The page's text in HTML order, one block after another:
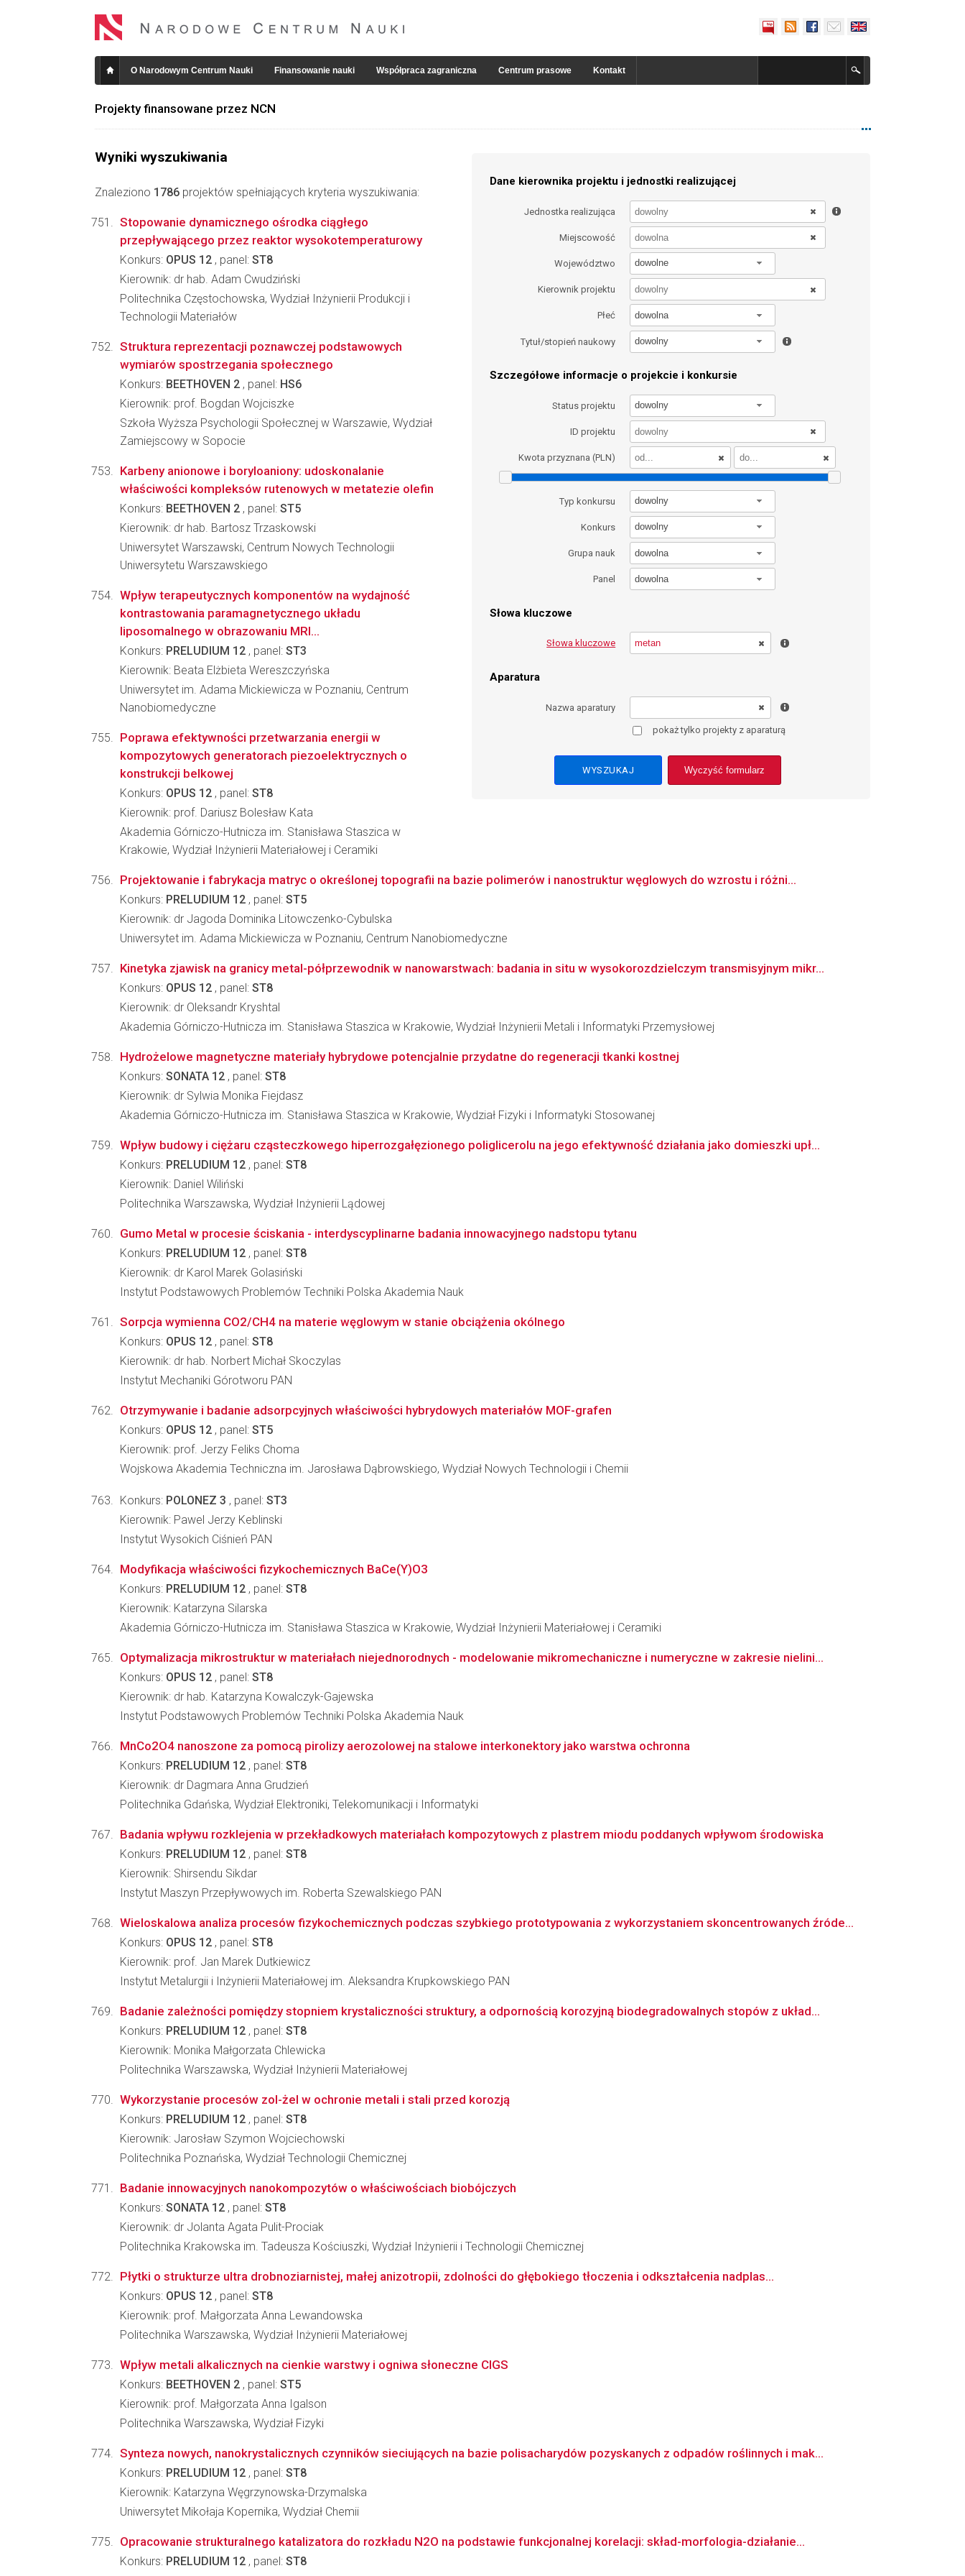
O Narodowym Centrum Nauki Finansowanie nauki Współpraca zagraniczna Centrum prasowe Kontakt
Projekty finansowane przez NCN
Wyniki wyszukiwania
Znaleziono 1786 projektów spełniających kryteria wyszukiwania:
Dane kierownika projektu i jednostki realizującej
Jednostka realizująca
Miejscowość
Województwo dowolne
Kierownik projektu
Płeć dowolna
Tytuł/stopień naukowy dowolny
Szczegółowe informacje o projekcie i konkursie
Status projektu dowolny
ID projektu
Kwota przyznana (PLN)
Typ konkursu dowolny
Konkurs dowolny
Grupa nauk dowolna
Panel dowolna
Słowa kluczowe
Słowa kluczowe
Aparatura
Nazwa aparatury
pokaż tylko projekty z aparaturą
Wyczyść formularz
Stopowanie dynamicznego ośrodka ciągłego
przepływającego przez reaktor wysokotemperaturowy
Konkurs: OPUS 12 , panel: ST8
Kierownik: dr hab. Adam Cwudziński
Politechnika Częstochowska, Wydział Inżynierii Produkcji i
Technologii Materiałów
Struktura reprezentacji poznawczej podstawowych
wymiarów spostrzegania społecznego
Konkurs: BEETHOVEN 2 , panel: HS6
Kierownik: prof. Bogdan Wojciszke
Szkoła Wyższa Psychologii Społecznej w Warszawie, Wydział
Zamiejscowy w Sopocie
Karbeny anionowe i boryloaniony: udoskonalanie
właściwości kompleksów rutenowych w metatezie olefin
Konkurs: BEETHOVEN 2 , panel: ST5
Kierownik: dr hab. Bartosz Trzaskowski
Uniwersytet Warszawski, Centrum Nowych Technologii
Uniwersytetu Warszawskiego
Wpływ terapeutycznych komponentów na wydajność
kontrastowania paramagnetycznego układu
liposomalnego w obrazowaniu MRI...
Konkurs: PRELUDIUM 12 , panel: ST3
Kierownik: Beata Elżbieta Wereszczyńska
Uniwersytet im. Adama Mickiewicza w Poznaniu, Centrum
Nanobiomedyczne
Poprawa efektywności przetwarzania energii w
kompozytowych generatorach piezoelektrycznych o
konstrukcji belkowej
Konkurs: OPUS 12 , panel: ST8
Kierownik: prof. Dariusz Bolesław Kata
Akademia Górniczo-Hutnicza im. Stanisława Staszica w
Krakowie, Wydział Inżynierii Materiałowej i Ceramiki
Projektowanie i fabrykacja matryc o określonej topografii na bazie polimerów i nanostruktur węglowych do wzrostu i różni...
Konkurs: PRELUDIUM 12 , panel: ST5
Kierownik: dr Jagoda Dominika Litowczenko-Cybulska
Uniwersytet im. Adama Mickiewicza w Poznaniu, Centrum Nanobiomedyczne
Kinetyka zjawisk na granicy metal-półprzewodnik w nanowarstwach: badania in situ w wysokorozdzielczym transmisyjnym mikr...
Konkurs: OPUS 12 , panel: ST8
Kierownik: dr Oleksandr Kryshtal
Akademia Górniczo-Hutnicza im. Stanisława Staszica w Krakowie, Wydział Inżynierii Metali i Informatyki Przemysłowej
Hydrożelowe magnetyczne materiały hybrydowe potencjalnie przydatne do regeneracji tkanki kostnej
Konkurs: SONATA 12 , panel: ST8
Kierownik: dr Sylwia Monika Fiejdasz
Akademia Górniczo-Hutnicza im. Stanisława Staszica w Krakowie, Wydział Fizyki i Informatyki Stosowanej
Wpływ budowy i ciężaru cząsteczkowego hiperrozgałęzionego poliglicerolu na jego efektywność działania jako domieszki upł...
Konkurs: PRELUDIUM 12 , panel: ST8
Kierownik: Daniel Wiliński
Politechnika Warszawska, Wydział Inżynierii Lądowej
Gumo Metal w procesie ściskania - interdyscyplinarne badania innowacyjnego nadstopu tytanu
Konkurs: PRELUDIUM 12 , panel: ST8
Kierownik: dr Karol Marek Golasiński
Instytut Podstawowych Problemów Techniki Polska Akademia Nauk
Sorpcja wymienna CO2/CH4 na materie węglowym w stanie obciążenia okólnego
Konkurs: OPUS 12 , panel: ST8
Kierownik: dr hab. Norbert Michał Skoczylas
Instytut Mechaniki Górotworu PAN
Otrzymywanie i badanie adsorpcyjnych właściwości hybrydowych materiałów MOF-grafen
Konkurs: OPUS 12 , panel: ST5
Kierownik: prof. Jerzy Feliks Choma
Wojskowa Akademia Techniczna im. Jarosława Dąbrowskiego, Wydział Nowych Technologii i Chemii
Konkurs: POLONEZ 3 , panel: ST3
Kierownik: Pawel Jerzy Keblinski
Instytut Wysokich Ciśnień PAN
Modyfikacja właściwości fizykochemicznych BaCe(Y)O3
Konkurs: PRELUDIUM 12 , panel: ST8
Kierownik: Katarzyna Silarska
Akademia Górniczo-Hutnicza im. Stanisława Staszica w Krakowie, Wydział Inżynierii Materiałowej i Ceramiki
Optymalizacja mikrostruktur w materiałach niejednorodnych - modelowanie mikromechaniczne i numeryczne w zakresie nielini...
Konkurs: OPUS 12 , panel: ST8
Kierownik: dr hab. Katarzyna Kowalczyk-Gajewska
Instytut Podstawowych Problemów Techniki Polska Akademia Nauk
MnCo2O4 nanoszone za pomocą pirolizy aerozolowej na stalowe interkonektory jako warstwa ochronna
Konkurs: PRELUDIUM 12 , panel: ST8
Kierownik: dr Dagmara Anna Grudzień
Politechnika Gdańska, Wydział Elektroniki, Telekomunikacji i Informatyki
Badania wpływu rozklejenia w przekładkowych materiałach kompozytowych z plastrem miodu poddanych wpływom środowiska
Konkurs: PRELUDIUM 12 , panel: ST8
Kierownik: Shirsendu Sikdar
Instytut Maszyn Przepływowych im. Roberta Szewalskiego PAN
Wieloskalowa analiza procesów fizykochemicznych podczas szybkiego prototypowania z wykorzystaniem skoncentrowanych źróde...
Konkurs: OPUS 12 , panel: ST8
Kierownik: prof. Jan Marek Dutkiewicz
Instytut Metalurgii i Inżynierii Materiałowej im. Aleksandra Krupkowskiego PAN
Badanie zależności pomiędzy stopniem krystaliczności struktury, a odpornością korozyjną biodegradowalnych stopów z układ...
Konkurs: PRELUDIUM 12 , panel: ST8
Kierownik: Monika Małgorzata Chlewicka
Politechnika Warszawska, Wydział Inżynierii Materiałowej
Wykorzystanie procesów zol-żel w ochronie metali i stali przed korozją
Konkurs: PRELUDIUM 12 , panel: ST8
Kierownik: Jarosław Szymon Wojciechowski
Politechnika Poznańska, Wydział Technologii Chemicznej
Badanie innowacyjnych nanokompozytów o właściwościach biobójczych
Konkurs: SONATA 12 , panel: ST8
Kierownik: dr Jolanta Agata Pulit-Prociak
Politechnika Krakowska im. Tadeusza Kościuszki, Wydział Inżynierii i Technologii Chemicznej
Płytki o strukturze ultra drobnoziarnistej, małej anizotropii, zdolności do głębokiego tłoczenia i odkształcenia nadplas...
Konkurs: OPUS 12 , panel: ST8
Kierownik: prof. Małgorzata Anna Lewandowska
Politechnika Warszawska, Wydział Inżynierii Materiałowej
Wpływ metali alkalicznych na cienkie warstwy i ogniwa słoneczne CIGS
Konkurs: BEETHOVEN 2 , panel: ST5
Kierownik: prof. Małgorzata Anna Igalson
Politechnika Warszawska, Wydział Fizyki
Synteza nowych, nanokrystalicznych czynników sieciujących na bazie polisacharydów pozyskanych z odpadów roślinnych i mak...
Konkurs: PRELUDIUM 12 , panel: ST8
Kierownik: Katarzyna Węgrzynowska-Drzymalska
Uniwersytet Mikołaja Kopernika, Wydział Chemii
Opracowanie strukturalnego katalizatora do rozkładu N2O na podstawie funkcjonalnej korelacji: skład-morfologia-działanie...
Konkurs: PRELUDIUM 12 , panel: ST8